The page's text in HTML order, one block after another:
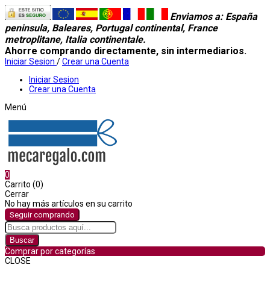
Enviamos a: España
peninsula, Baleares, Portugal continental, France
metroplitane, Italia continentale.
Ahorre comprando directamente, sin intermediarios.
Iniciar Sesion /Crear una Cuenta
Iniciar Sesion
Crear una Cuenta
Menú
0
Carrito (0)
Cerrar
No hay más artículos en su carrito
Seguir comprando
Buscar
Comprar por categorías
CLOSE